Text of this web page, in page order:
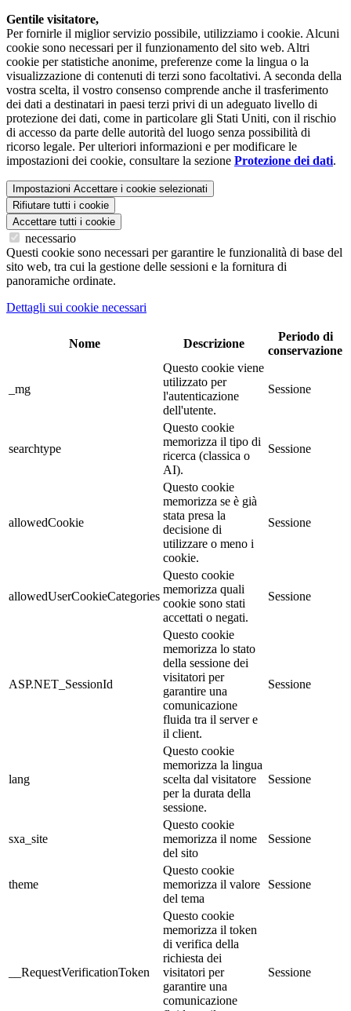
Gentile visitatore,
Per fornirle il miglior servizio possibile, utilizziamo i cookie. Alcuni
cookie sono necessari per il funzionamento del sito web. Altri
cookie per statistiche anonime, preferenze come la lingua o la
visualizzazione di contenuti di terzi sono facoltativi. A seconda della
vostra scelta, il vostro consenso comprende anche il trasferimento
dei dati a destinatari in paesi terzi privi di un adeguato livello di
protezione dei dati, come in particolare gli Stati Uniti, con il rischio
di accesso da parte delle autorità del luogo senza possibilità di
ricorso legale. Per ulteriori informazioni e per modificare le
impostazioni dei cookie, consultare la sezione Protezione dei dati.
Impostazioni Accettare i cookie selezionati
Rifiutare tutti i cookie
Accettare tutti i cookie
necessario
Questi cookie sono necessari per garantire le funzionalità di base del
sito web, tra cui la gestione delle sessioni e la fornitura di
panoramiche ordinate.
Dettagli sui cookie necessari
Nome Descrizione
Periodo di
conservazione
_mg
Questo cookie viene
utilizzato per
l'autenticazione
dell'utente.
Sessione
searchtype
Questo cookie
memorizza il tipo di
ricerca (classica o
AI).
Sessione
allowedCookie
Questo cookie
memorizza se è già
stata presa la
decisione di
utilizzare o meno i
cookie.
Sessione
allowedUserCookieCategories
Questo cookie
memorizza quali
cookie sono stati
accettati o negati.
Sessione
ASP.NET_SessionId
Questo cookie
memorizza lo stato
della sessione dei
visitatori per
garantire una
comunicazione
fluida tra il server e
il client.
Sessione
lang
Questo cookie
memorizza la lingua
scelta dal visitatore
per la durata della
sessione.
Sessione
sxa_site
Questo cookie
memorizza il nome
del sito
Sessione
theme
Questo cookie
memorizza il valore
del tema
Sessione
__RequestVerificationToken
Questo cookie
memorizza il token
di verifica della
richiesta dei
visitatori per
garantire una
comunicazione
Sessione